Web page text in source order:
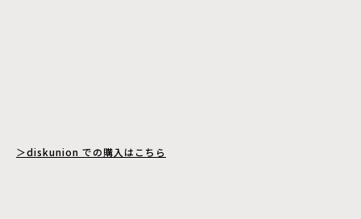
＞diskunion での購入はこちら